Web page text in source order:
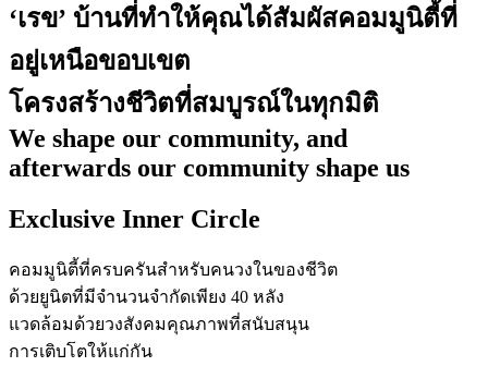
‘เรข’ บ้านที่ทำให้คุณได้สัมผัสคอมมูนิตี้ที่
อยู่เหนือขอบเขต
โครงสร้างชีวิตที่สมบูรณ์ในทุกมิติ
We shape our community, and
afterwards our community shape us
Exclusive Inner Circle
คอมมูนิตี้ที่ครบครันสําหรับคนวงในของชีวิต
ด้วยยูนิตที่มีจํานวนจํากัดเพียง 40 หลัง
แวดล้อมด้วยวงสังคมคุณภาพที่สนับสนุน
การเติบโตให้แก่กัน